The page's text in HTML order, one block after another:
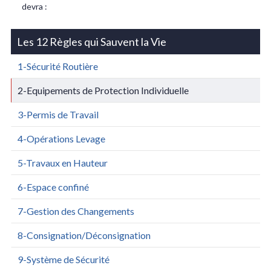
devra :
Les 12 Règles qui Sauvent la Vie
1-Sécurité Routière
2-Equipements de Protection Individuelle
3-Permis de Travail
4-Opérations Levage
5-Travaux en Hauteur
6-Espace confiné
7-Gestion des Changements
8-Consignation/Déconsignation
9-Système de Sécurité